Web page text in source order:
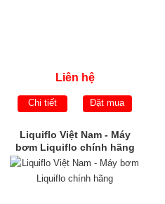
Liên hệ
Chi tiết Đặt mua
Liquiflo Việt Nam - Máy
bơm Liquiflo chính hãng